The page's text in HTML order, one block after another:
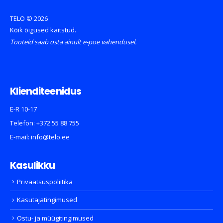
TELO © 2026
Kõik õigused kaitstud.
Tooteid saab osta ainult e-poe vahendusel.
Klienditeenidus
E-R 10-17
Telefon: +372 55 88 755
E-mail: info@telo.ee
Kasulikku
Privaatsuspoliitika
Kasutajatingimused
Ostu- ja müügitingimused